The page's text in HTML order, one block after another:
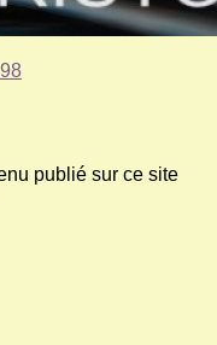
publié sur ce site